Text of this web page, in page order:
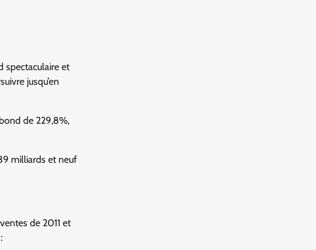
spectaculaire et
jusqu’en
de 229,8%,
milliards et neuf
de 2011 et